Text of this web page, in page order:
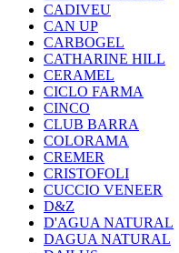
CADIVEU
CAN UP
CARBOGEL
CATHARINE HILL
CERAMEL
CICLO FARMA
CINCO
CLUB BARRA
COLORAMA
CREMER
CRISTOFOLI
CUCCIO VENEER
D&Z
D'AGUA NATURAL
DAGUA NATURAL